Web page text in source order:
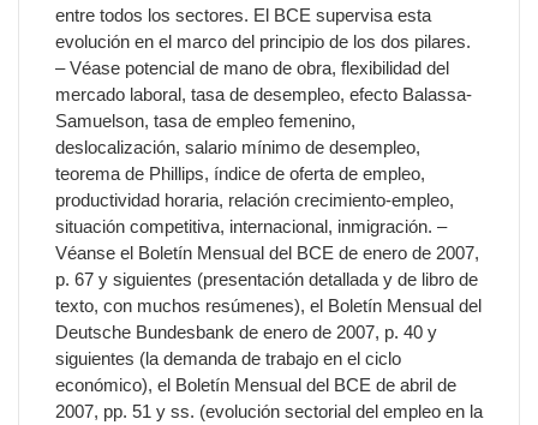
entre todos los sectores. El BCE supervisa esta
evolución en el marco del principio de los dos pilares.
– Véase potencial de mano de obra, flexibilidad del
mercado laboral, tasa de desempleo, efecto Balassa-
Samuelson, tasa de empleo femenino,
deslocalización, salario mínimo de desempleo,
teorema de Phillips, índice de oferta de empleo,
productividad horaria, relación crecimiento-empleo,
situación competitiva, internacional, inmigración. –
Véanse el Boletín Mensual del BCE de enero de 2007,
p. 67 y siguientes (presentación detallada y de libro de
texto, con muchos resúmenes), el Boletín Mensual del
Deutsche Bundesbank de enero de 2007, p. 40 y
siguientes (la demanda de trabajo en el ciclo
económico), el Boletín Mensual del BCE de abril de
2007, pp. 51 y ss. (evolución sectorial del empleo en la